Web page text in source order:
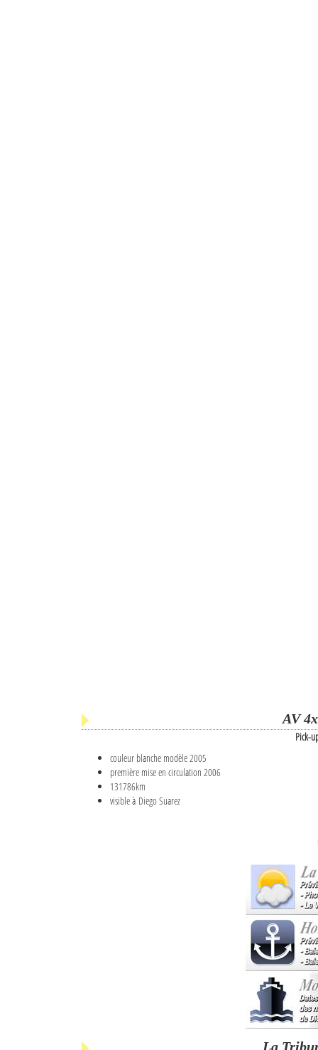
AV
Pick-
couleur blanche modèle 2005
première mise en circulation 2006
131786km
visible à Diego Suarez
La